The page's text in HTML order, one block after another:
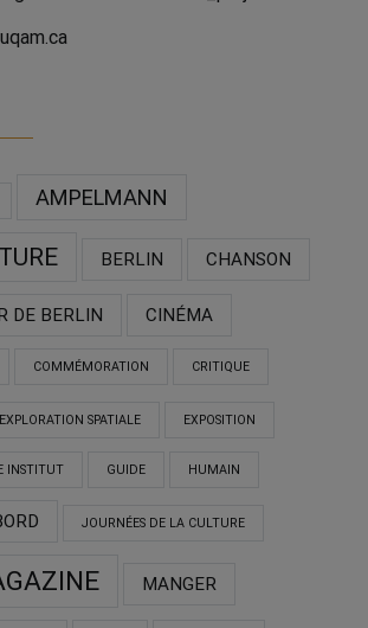
AMPELMANN
BERLIN CHANSON
DE BERLIN CINÉMA
COMMÉMORATION CRITIQUE
EXPLORATION SPATIALE EXPOSITION
INSTITUT GUIDE HUMAIN
JOURNÉES DE LA CULTURE
MANGER